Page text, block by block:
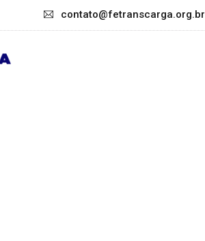
contato@fetranscarga.org.br